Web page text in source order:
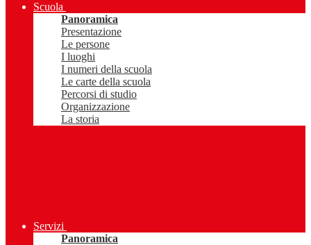
Scuola
Panoramica
Presentazione
Le persone
I luoghi
I numeri della scuola
Le carte della scuola
Percorsi di studio
Organizzazione
La storia
Servizi
Panoramica